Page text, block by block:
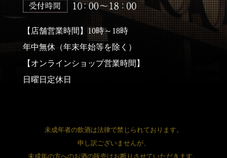
【店舗営業時間】10時～18時
年中無休（年末年始等を除く）
【オンラインショップ営業時間】
日曜日定休日
未成年者の飲酒は法律で禁じられております。
申し訳ございませんが、
未成年の方へのお酒の販売はお断りさせていただきます。